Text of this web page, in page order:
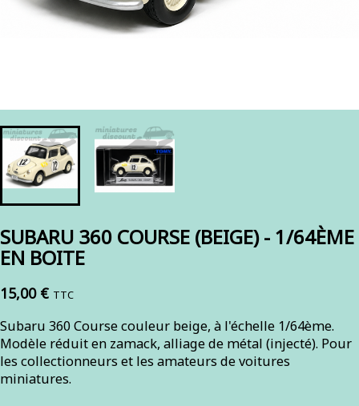
SUBARU 360 COURSE (BEIGE) - 1/64ÈME
EN BOITE
15,00 € TTC
Subaru 360 Course couleur beige, à l'échelle 1/64ème.
Modèle réduit en zamack, alliage de métal (injecté). Pour
les collectionneurs et les amateurs de voitures
miniatures.